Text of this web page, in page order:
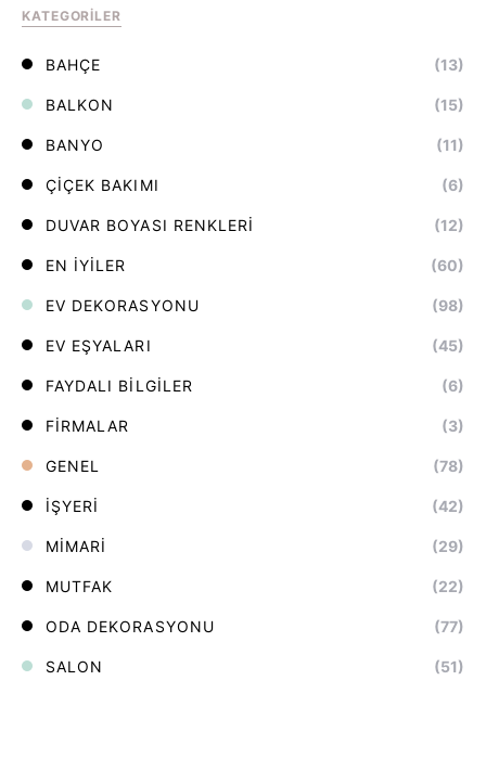
KATEGORILER
BAHÇE (13)
BALKON (15)
BANYO (11)
ÇIÇEK BAKIMI (6)
DUVAR BOYASI RENKLERI (12)
EN İYILER (60)
EV DEKORASYONU (98)
EV EŞYALARI (45)
FAYDALI BILGILER (6)
FIRMALAR (3)
GENEL (78)
İŞYERI (42)
MIMARI (29)
MUTFAK (22)
ODA DEKORASYONU (77)
SALON (51)